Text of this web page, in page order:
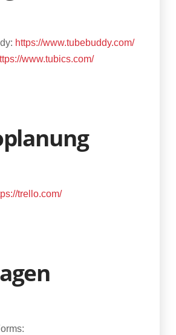
https://www.tubebuddy.com/
www.tubics.com/
trello.com/